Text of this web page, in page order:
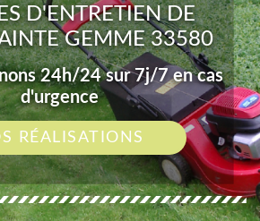
D'ENTRETIEN DE
GEMME 33580
24h/24 sur 7j/7 en cas
d'urgence
RÉALISATIONS